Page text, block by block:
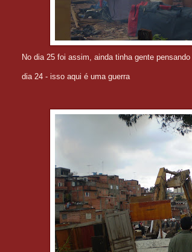
No dia 25 foi assim, ainda tinha gente
dia 24 - isso aqui é uma guerra